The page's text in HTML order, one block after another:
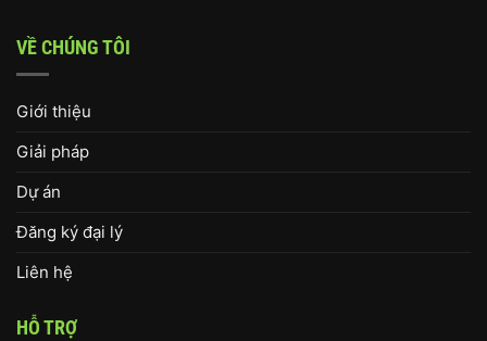
VỀ CHÚNG TÔI
Giới thiệu
Giải pháp
Dự án
Đăng ký đại lý
Liên hệ
HỖ TRỢ